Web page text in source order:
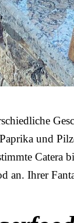
und
Catera
an. Ihrer